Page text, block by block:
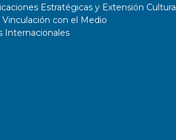
Estratégicas y Extensión Cultural
con el Medio
Internacionales